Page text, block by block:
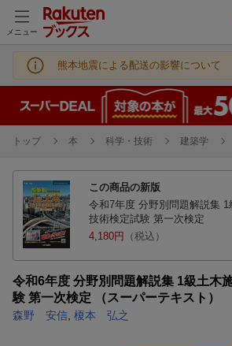
メニュー
熊本地震による配送の影響について
トップ 本 科学・技術 建築学
この商品の新版
令和7年度 分野別問題解説集 1
技術検定試験 第一次検定
4,180円
（税込）
令和6年度 分野別問題解説集 1級土木
験 第一次検定 （スーパーテキスト）
森野 安信 榎本 弘之